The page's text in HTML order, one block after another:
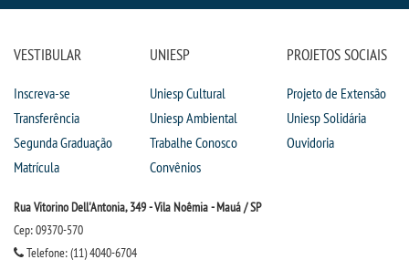
VESTIBULAR
Inscreva-se
Transferência
Segunda Graduação
Matrícula
UNIESP
Uniesp Cultural
Uniesp Ambiental
Trabalhe Conosco
Convênios
PROJETOS SOCIAIS
Projeto de Extensão
Uniesp Solidária
Ouvidoria
Rua Vitorino Dell'Antonia, 349 - Vila Noêmia - Mauá / SP
Cep: 09370-570
Telefone: (11) 4040-6704